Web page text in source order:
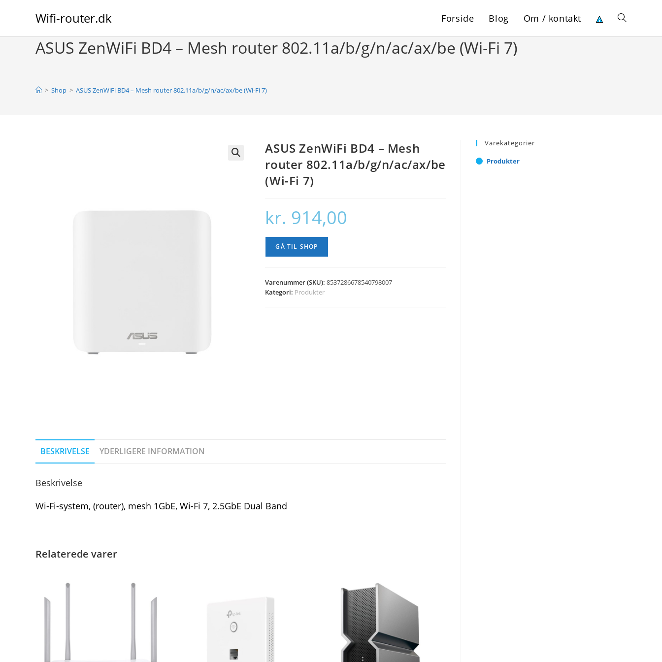
Wifi-router.dk Forside Blog Om / kontakt Toggle
ASUS ZenWiFi BD4 – Mesh router 802.11a/b/g/n/ac/ax/be (Wi-Fi 7)
> Shop > ASUS ZenWiFi BD4 – Mesh router 802.11a/b/g/n/ac/ax/be (Wi-Fi 7)
ASUS ZenWiFi BD4 – Mesh
router 802.11a/b/g/n/ac/ax/be
(Wi-Fi 7)
kr. 914,00
GÅ TIL SHOP
Varenummer (SKU):8537286678540798007
Kategori: Produkter
BESKRIVELSE YDERLIGERE INFORMATION
Beskrivelse
Wi-Fi-system, (router), mesh 1GbE, Wi-Fi 7, 2.5GbE Dual Band
Relaterede varer
Varekategorier
Produkter